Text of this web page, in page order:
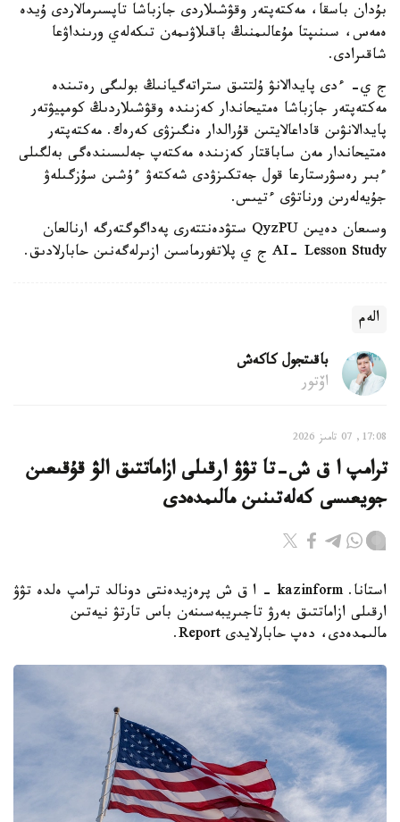
بۇدان باسقا، مەكتەپتەر وقۋشىلاردى جازباشا تاپسىرمالاردى ۇيدە
ەمەس، سىنىپتا مۇعالىمنىڭ باقىلاۋىمەن تىكەلەي ورىنداۋعا
شاقىرادى.
ج ي- ءدى پايدالانۋ ۇلتتىق ستراتەگيانىڭ بولىگى رەتىندە
مەكتەپتەر جازباشا ەمتيحاندار كەزىندە وقۋشىلاردىڭ كومپيۋتەر
پايدالانۋىن قاداعالايتىن قۇرالدار ەنگىزۋى كەرەك. مەكتەپتەر
ەمتيحاندار مەن ساباقتار كەزىندە مەكتەپ جەلىسىندەگى بەلگىلى
ءبىر رەسۋرستارعا قول جەتكىزۋدى شەكتەۋ ءۇشىن سۇزگىلەۋ
جۇيەلەرىن ورناتۋى ءتيىس.
وسىعان دەيىن QyzPU ستۋدەنتتەرى پەداگوگتەرگە ارنالعان
AI- Lesson Study ج ي پلاتفورماسىن ازىرلەگەنىن حابارلادىق.
الەم
باقىتجول كاكەش
اۆتور
17:08, 07 تامىز 2026
ترامپ ا ق ش-تا تۋۋ ارقىلى ازاماتتىق الۋ قۇقىعىن
جويعىسى كەلەتىنىن مالىمدەدى
استانا. kazinform - ا ق ش پرەزيدەنتى دونالد ترامپ ەلدە تۋۋ
ارقىلى ازاماتتىق بەرۋ تاجىريبەسىنەن باس تارتۋ نيەتىن
مالىمدەدى، دەپ حابارلايدى Report.